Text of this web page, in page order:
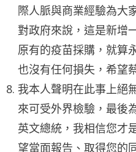
際人脈與商業經驗為大
對政府來說，這是新增
原有的疫苗採購，就算
也沒有任何損失，希望
我本人聲明在此事上絕
來可受外界檢驗，最後
英文總統，我相信您才
望當面報告、取得您的